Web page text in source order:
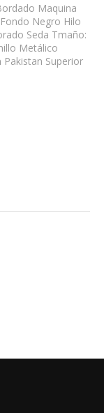
Maquina
Negro Hilo
Seda Tmaño:
Metálico
Pakistan Superior